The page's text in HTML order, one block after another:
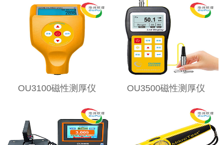
OU3100磁性测厚仪 OU3500磁性测厚仪